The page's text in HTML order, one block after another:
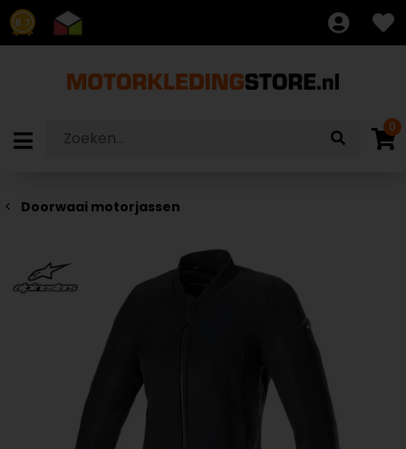
8.7
0
Doorwaai motorjassen